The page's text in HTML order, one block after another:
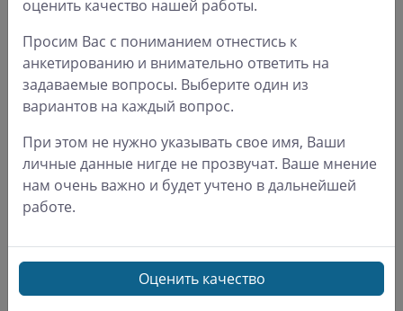
Постановление Правительства РФ от
25.12.2017 № 1628 О нормативах
финансовых затрат в месяц на одного
гражданина, получающего
в виде лекарств, мед. изделий на 2018
год
финансового обеспечения расходов по
предоставлению гражданам
оценить качество нашей работы.
Просим Вас с пониманием отнестись к
анкетированию и внимательно ответить на
задаваемые вопросы. Выберите один из
вариантов на каждый вопрос.
При этом не нужно указывать свое имя, Ваши
личные данные нигде не прозвучат. Ваше мнение
нам очень важно и будет учтено в дальнейшей
работе.
Оценить качество